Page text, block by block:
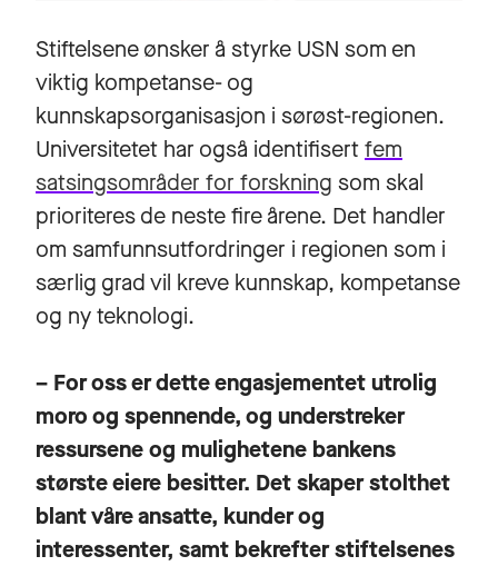
Stiftelsene ønsker å styrke USN som en
viktig kompetanse- og
kunnskapsorganisasjon i sørøst-regionen.
Universitetet har også identifisertfem
satsingsområder for forskning som skal
prioriteres de neste fire årene. Det handler
om samfunnsutfordringer i regionen som i
særlig grad vil kreve kunnskap, kompetanse
og ny teknologi.
– For oss er dette engasjementet utrolig
moro og spennende, og understreker
ressursene og mulighetene bankens
største eiere besitter. Det skaper stolthet
blant våre ansatte, kunder og
interessenter, samt bekrefter stiftelsenes